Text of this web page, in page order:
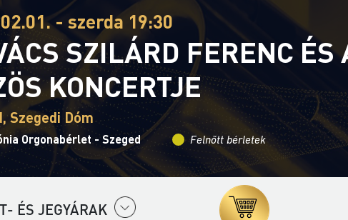
- szerda 19:30
SZILÁRD FERENC
KONCERTJE
Szegedi Dóm
Orgonabérlet - Szeged Felnőtt bérletek
ÉS JEGYÁRAK